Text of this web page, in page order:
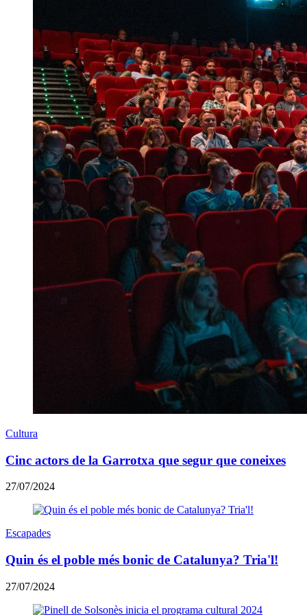
Cultura
Cinc actors de la Garrotxa que segur que coneixes
27/07/2024
Escapades
Quin és el poble més bonic de Catalunya? Tria'l!
27/07/2024